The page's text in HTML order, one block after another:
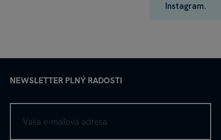
Instagram.
NEWSLETTER PLNÝ RADOSTI